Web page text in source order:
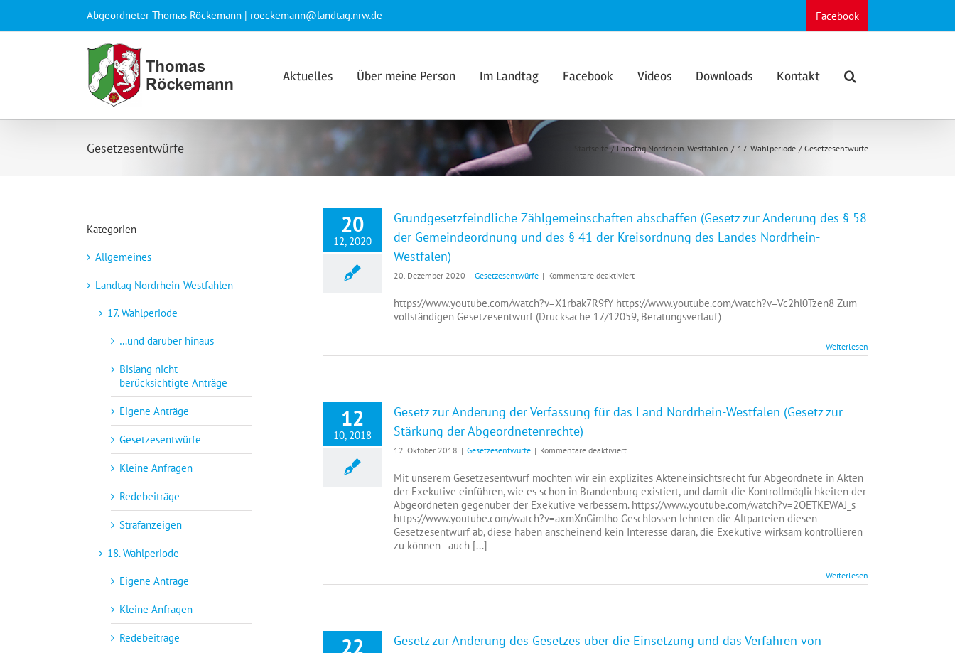
springen
Abgeordneter Thomas Röckemann | roeckemann@landtag.nrw.de Facebook
Aktuelles Über meine Person Im Landtag Facebook Videos Downloads Kontakt
Gesetzesentwürfe Startseite Landtag Nordrhein-Westfahlen 17. Wahlperiode Gesetzesentwürfe
20
12, 2020
Grundgesetzfeindliche Zählgemeinschaften abschaffen (Gesetz zur Änderung des § 58
der Gemeindeordnung und des § 41 der Kreisordnung des Landes Nordrhein-
Westfalen)
20. Dezember 2020 | Gesetzesentwürfe | Kommentare deaktiviertfür
Zählgemeinschaften
abschaffen
Gemeindeordnung
der
Kreisordnung
des
Landes
Nordrhein-
https://www.youtube.com/watch?v=X1rbak7R9fY https://www.youtube.com/watch?v=Vc2hl0Tzen8 Zum
vollständigen Gesetzesentwurf (Drucksache 17/12059, Beratungsverlauf)
Weiterlesen
12
10, 2018
Gesetz zur Änderung der Verfassung für das Land Nordrhein-Westfalen (Gesetz zur
Stärkung der Abgeordnetenrechte)
12. Oktober 2018 | Gesetzesentwürfe | Kommentare deaktiviertfür
zur
Änderung
der
Verfassung
für
das
Abgeordnetenrechte)
Mit unserem Gesetzesentwurf möchten wir ein explizites Akteneinsichtsrecht für Abgeordnete in Akten
der Exekutive einführen, wie es schon in Brandenburg existiert, und damit die Kontrollmöglichkeiten der
Abgeordneten gegenüber der Exekutive verbessern. https://www.youtube.com/watch?v=2OETKEWAJ_s
https://www.youtube.com/watch?v=axmXnGimlho Geschlossen lehnten die Altparteien diesen
Gesetzesentwurf ab, diese haben anscheinend kein Interesse daran, die Exekutive wirksam kontrollieren
zu können - auch [...]
Weiterlesen
22
Gesetz zur Änderung des Gesetzes über die Einsetzung und das Verfahren von
Kategorien
Allgemeines
Landtag Nordrhein-Westfahlen
17. Wahlperiode
…und darüber hinaus
Bislang nicht
berücksichtigte Anträge
Eigene Anträge
Gesetzesentwürfe
Kleine Anfragen
Redebeiträge
Strafanzeigen
18. Wahlperiode
Eigene Anträge
Kleine Anfragen
Redebeiträge